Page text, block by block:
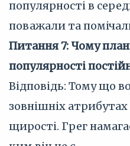
популярності в
поважали та
Питання 7: Чому
популярності
Відповідь: Тому що
зовнішніх атрибутах
щирості. Грег